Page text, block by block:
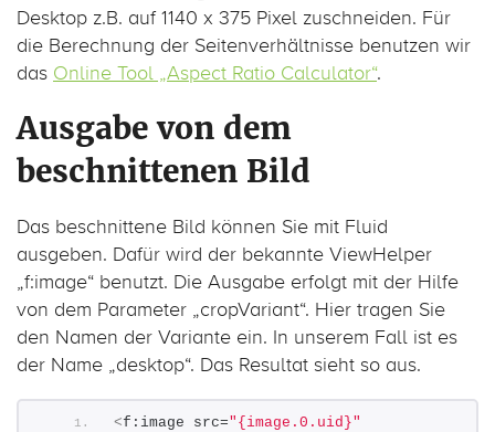
Desktop z.B. auf 1140 x 375 Pixel zuschneiden. Für
die Berechnung der Seitenverhältnisse benutzen wir
das Online Tool „Aspect Ratio Calculator“.
Ausgabe von dem
beschnittenen Bild
Das beschnittene Bild können Sie mit Fluid
ausgeben. Dafür wird der bekannte ViewHelper
„f:image“ benutzt. Die Ausgabe erfolgt mit der Hilfe
von dem Parameter „cropVariant“. Hier tragen Sie
den Namen der Variante ein. In unserem Fall ist es
der Name „desktop“. Das Resultat sieht so aus.
<f:image src="{image.0.uid}"